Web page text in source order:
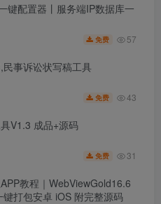
键配置器丨服务端IP数据库一
免费 57
民事诉讼状写稿工具
免费 43
V1.3 成品+源码
免费 31
教程｜WebViewGold16.6
打包安卓 iOS 附完整源码